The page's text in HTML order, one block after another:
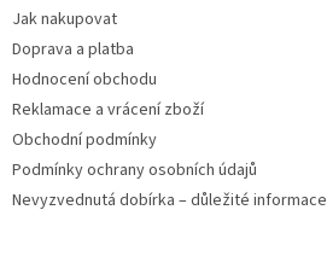
s
Jak nakupovat
Doprava a platba
Hodnocení obchodu
Reklamace a vrácení zboží
Obchodní podmínky
Podmínky ochrany osobních údajů
Nevyzvednutá dobírka – důležité informace